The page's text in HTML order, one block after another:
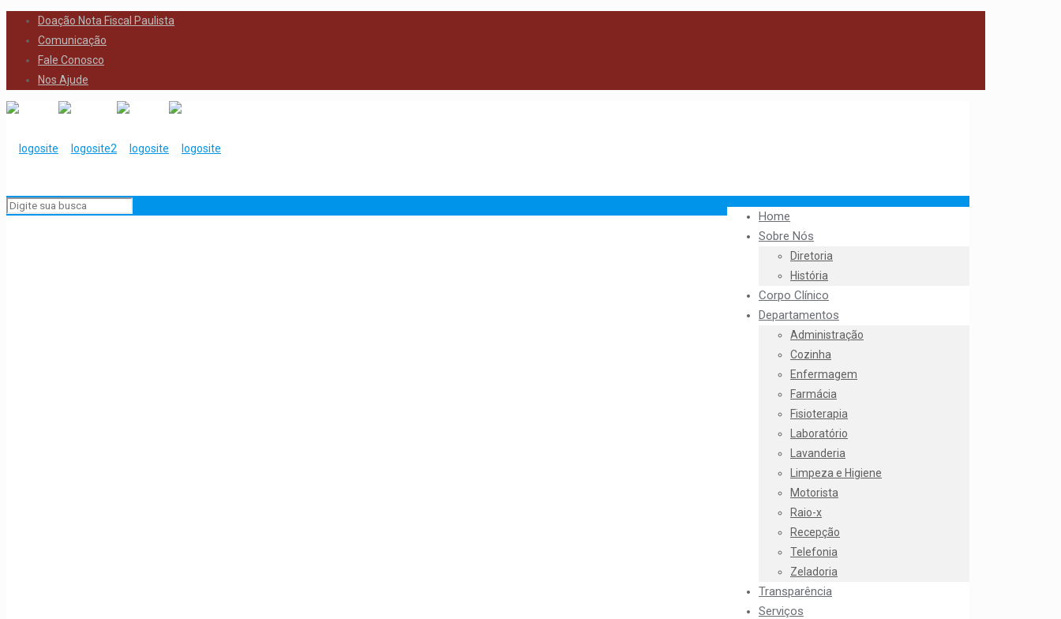
Doação Nota Fiscal Paulista
Comunicação
Fale Conosco
Nos Ajude
Home
Sobre Nós
Diretoria
História
Corpo Clínico
Departamentos
Administração
Cozinha
Enfermagem
Farmácia
Fisioterapia
Laboratório
Lavanderia
Limpeza e Higiene
Motorista
Raio-x
Recepção
Telefonia
Zeladoria
Transparência
Serviços